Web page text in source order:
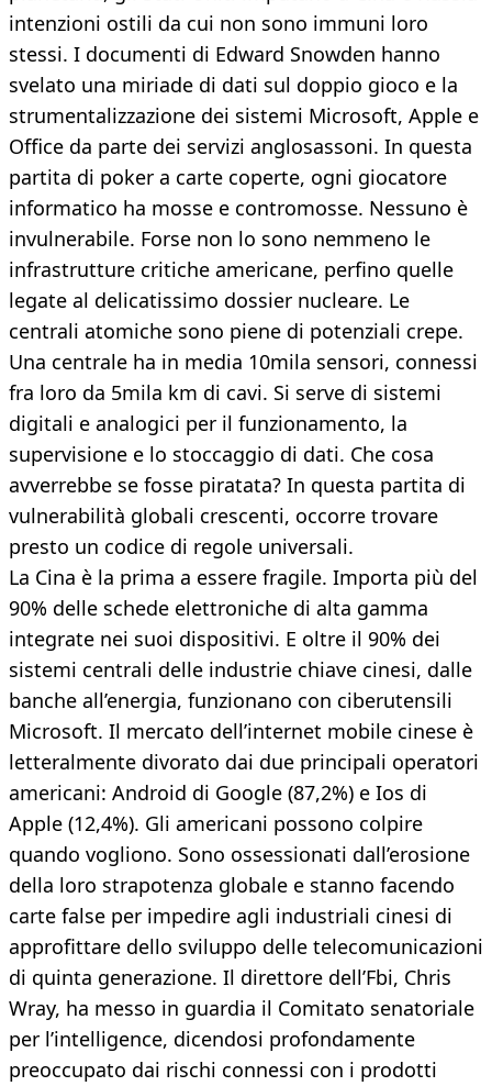
intenzioni ostili da cui non sono immuni loro
stessi. I documenti di Edward Snowden hanno
svelato una miriade di dati sul doppio gioco e la
strumentalizzazione dei sistemi Microsoft, Apple e
Office da parte dei servizi anglosassoni. In questa
partita di poker a carte coperte, ogni giocatore
informatico ha mosse e contromosse. Nessuno è
invulnerabile. Forse non lo sono nemmeno le
infrastrutture critiche americane, perfino quelle
legate al delicatissimo dossier nucleare. Le
centrali atomiche sono piene di potenziali crepe.
Una centrale ha in media 10mila sensori, connessi
fra loro da 5mila km di cavi. Si serve di sistemi
digitali e analogici per il funzionamento, la
supervisione e lo stoccaggio di dati. Che cosa
avverrebbe se fosse piratata? In questa partita di
vulnerabilità globali crescenti, occorre trovare
presto un codice di regole universali.
La Cina è la prima a essere fragile. Importa più del
90% delle schede elettroniche di alta gamma
integrate nei suoi dispositivi. E oltre il 90% dei
sistemi centrali delle industrie chiave cinesi, dalle
banche all’energia, funzionano con ciberutensili
Microsoft. Il mercato dell’internet mobile cinese è
letteralmente divorato dai due principali operatori
americani: Android di Google (87,2%) e Ios di
Apple (12,4%). Gli americani possono colpire
quando vogliono. Sono ossessionati dall’erosione
della loro strapotenza globale e stanno facendo
carte false per impedire agli industriali cinesi di
approfittare dello sviluppo delle telecomunicazioni
di quinta generazione. Il direttore dell’Fbi, Chris
Wray, ha messo in guardia il Comitato senatoriale
per l’intelligence, dicendosi profondamente
preoccupato dai rischi connessi con i prodotti